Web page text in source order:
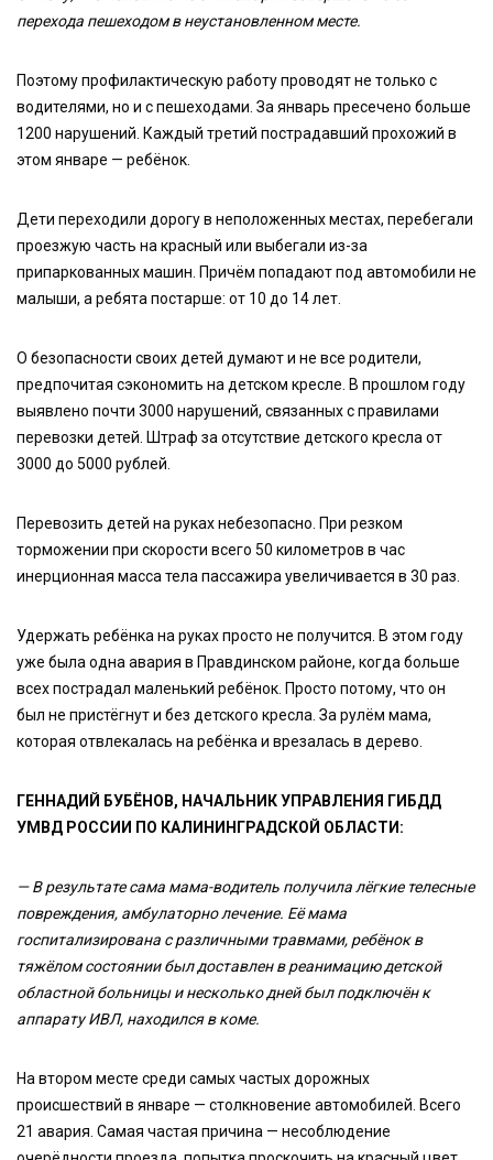
перехода пешеходом в неустановленном месте.
Поэтому профилактическую работу проводят не только с
водителями, но и с пешеходами. За январь пресечено больше
1200 нарушений. Каждый третий пострадавший прохожий в
этом январе — ребёнок.
Дети переходили дорогу в неположенных местах, перебегали
проезжую часть на красный или выбегали из-за
припаркованных машин. Причём попадают под автомобили не
малыши, а ребята постарше: от 10 до 14 лет.
О безопасности своих детей думают и не все родители,
предпочитая сэкономить на детском кресле. В прошлом году
выявлено почти 3000 нарушений, связанных с правилами
перевозки детей. Штраф за отсутствие детского кресла от
3000 до 5000 рублей.
Перевозить детей на руках небезопасно. При резком
торможении при скорости всего 50 километров в час
инерционная масса тела пассажира увеличивается в 30 раз.
Удержать ребёнка на руках просто не получится. В этом году
уже была одна авария в Правдинском районе, когда больше
всех пострадал маленький ребёнок. Просто потому, что он
был не пристёгнут и без детского кресла. За рулём мама,
которая отвлекалась на ребёнка и врезалась в дерево.
ГЕННАДИЙ БУБЁНОВ, НАЧАЛЬНИК УПРАВЛЕНИЯ ГИБДД
УМВД РОССИИ ПО КАЛИНИНГРАДСКОЙ ОБЛАСТИ:
— В результате сама мама-водитель получила лёгкие телесные
повреждения, амбулаторно лечение. Её мама
госпитализирована с различными травмами, ребёнок в
тяжёлом состоянии был доставлен в реанимацию детской
областной больницы и несколько дней был подключён к
аппарату ИВЛ, находился в коме.
На втором месте среди самых частых дорожных
происшествий в январе — столкновение автомобилей. Всего
21 авария. Самая частая причина — несоблюдение